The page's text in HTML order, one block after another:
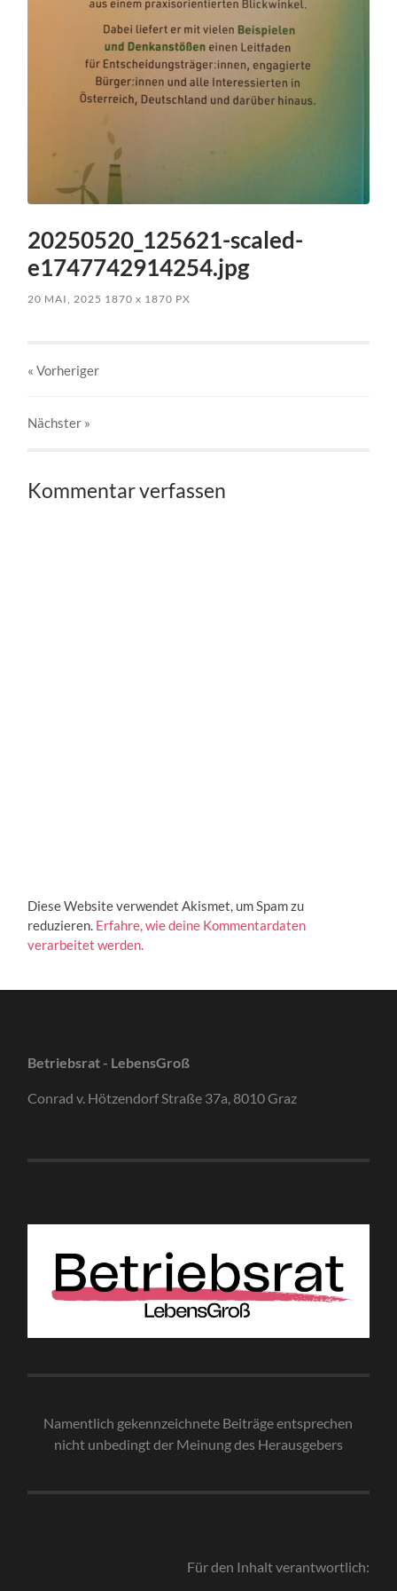
20250520_125621-scaled-
e1747742914254.jpg
20 MAI, 2025 1870x 1870 PX
« Vorheriger
Nächster »
Kommentar verfassen
Diese Website verwendet Akismet, um Spam zu
reduzieren. Erfahre, wie deine Kommentardaten
verarbeitet werden.
Betriebsrat - LebensGroß
Conrad v. Hötzendorf Straße 37a, 8010 Graz
Namentlich gekennzeichnete Beiträge entsprechen
nicht unbedingt der Meinung des Herausgebers
Für den Inhalt verantwortlich: